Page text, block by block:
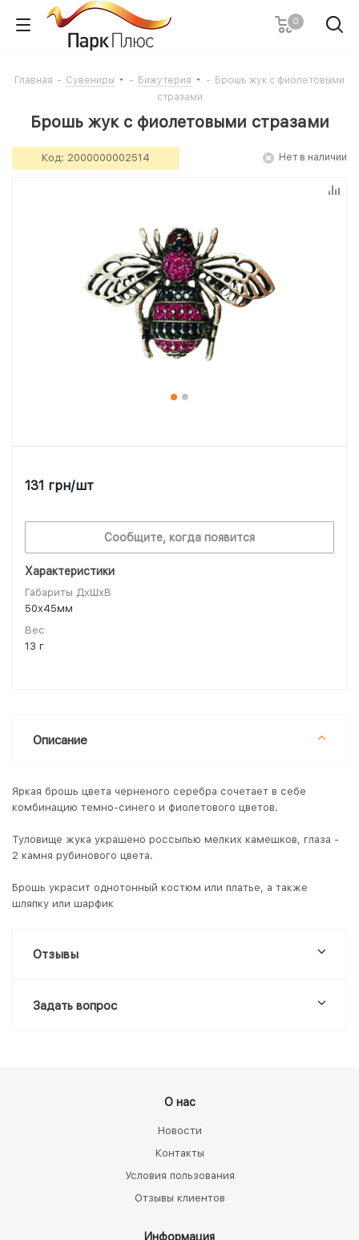
0
Главная - Сувениры - Бижутерия - Брошь жук с фиолетовыми
стразами
Брошь жук с фиолетовыми стразами
Код: 2000000002514 Нет в наличии
Характеристики
Габариты ДхШхВ
50x45мм
Вес
13 г
131 грн/шт
Сообщите, когда появится
Описание
Яркая брошь цвета черненого серебра сочетает в себе
комбинацию темно-синего и фиолетового цветов.
Туловище жука украшено россыпью мелких камешков, глаза -
2 камня рубинового цвета.
Брошь украсит однотонный костюм или платье, а также
шляпку или шарфик
Отзывы
Задать вопрос
О нас
Новости
Контакты
Условия пользования
Отзывы клиентов
Информация